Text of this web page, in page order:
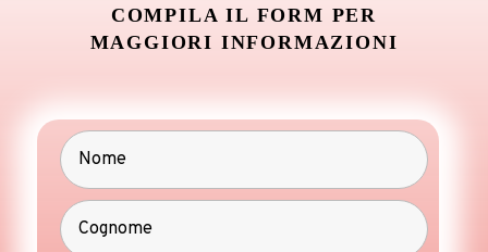
COMPILA IL FORM PER
MAGGIORI INFORMAZIONI